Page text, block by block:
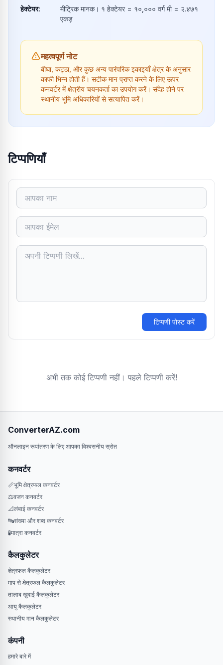
हेक्टेयर:
मीट्रिक मानक। १ हेक्टेयर = १०,००० वर्ग मी = २.४७१
एकड़
महत्वपूर्ण नोट
बीघा, कट्ठा, और कुछ अन्य पारंपरिक इकाइयाँ क्षेत्र के अनुसार
काफी भिन्न होती हैं। सटीक मान प्राप्त करने के लिए ऊपर
कनवर्टर में क्षेत्रीय चयनकर्ता का उपयोग करें। संदेह होने पर
स्थानीय भूमि अधिकारियों से सत्यापित करें।
टिप्पणियाँ
टिप्पणी पोस्ट करें
अभी तक कोई टिप्पणी नहीं। पहले टिप्पणी करें!
ConverterAZ.com
ऑनलाइन रूपांतरण के लिए आपका विश्वसनीय स्रोत
कनवर्टर
📏भूमि क्षेत्रफल कनवर्टर
⚖️वजन कनवर्टर
📐लंबाई कनवर्टर
🔤संख्या और शब्द कनवर्टर
🧪मात्रा कनवर्टर
कैलकुलेटर
क्षेत्रफल कैलकुलेटर
माप से क्षेत्रफल कैलकुलेटर
तालाब खुदाई कैलकुलेटर
आयु कैलकुलेटर
स्थानीय मान कैलकुलेटर
कंपनी
हमारे बारे में